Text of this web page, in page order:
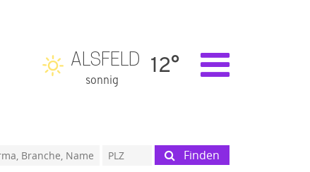
ALSFELD
sonnig
12°
Finden